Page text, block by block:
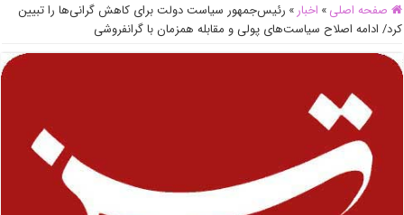
صفحه اصلی » اخبار » رئیس‌جمهور سیاست دولت برای کاهش گرانی‌ها را تبیین
کرد/ ادامه اصلاح سیاست‌های پولی و مقابله همزمان با گرانفروشی